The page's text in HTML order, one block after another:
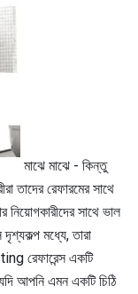
মাঝে মাঝে - কিন্তু
তাদের রেফারমের সাথে
নিয়োগকারীদের সাথে ভাল
মধ্যে, তারা
রেফারেন্স একটি
আপনি এমন একটি চিঠি